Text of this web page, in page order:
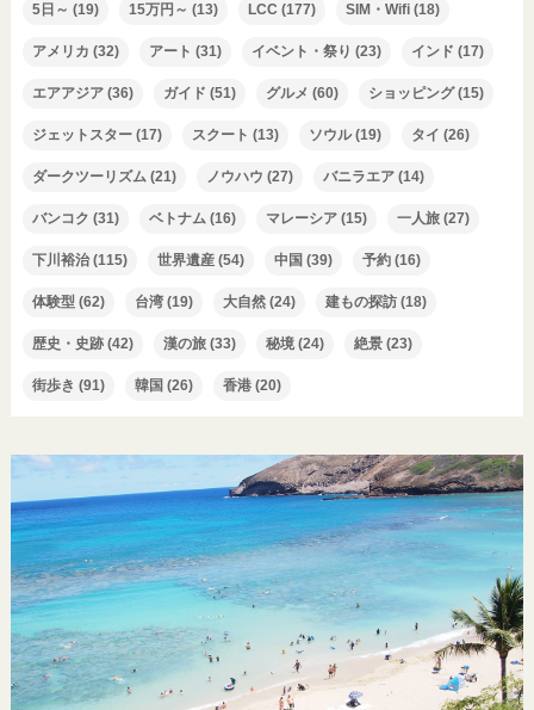
5日～ (19) 15万円～ (13) LCC (177) SIM・Wifi(18)
アメリカ (32) アート (31) イベント・祭り (23) インド (17)
エアアジア(36) ガイド (51) グルメ (60) ショッピング(15)
ジェットスター(17) スクート (13) ソウル(19) タイ (26)
ダークツーリズム(21) ノウハウ (27) バニラエア(14)
バンコク (31) ベトナム(16) マレーシア(15) 一人旅(27)
下川裕治(115) 世界遺産(54) 中国 (39) 予約(16)
体験型(62) 台湾(19) 大自然(24) 建もの探訪(18)
歴史・史跡(42) 漢の旅(33) 秘境(24) 絶景(23)
街歩き (91) 韓国 (26) 香港(20)